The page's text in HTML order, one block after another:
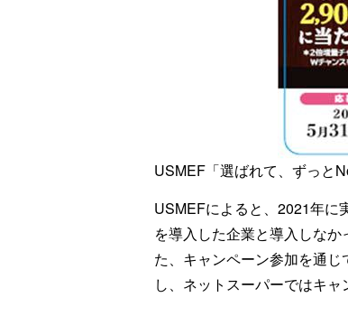
USMEF「選ばれて、ずっと
USMEFによると、2021年に
を導入した企業と導入しな
た、キャンペーン参加を通
し、ネットスーパーではキャ